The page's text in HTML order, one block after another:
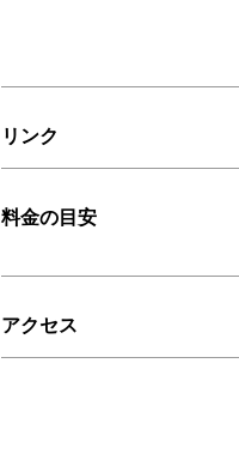
リンク
料金の目安
アクセス